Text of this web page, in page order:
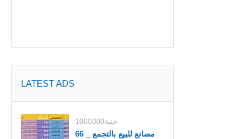
LATEST ADS
1000000جنية
مصانع للبيع بالتجمع _ 66